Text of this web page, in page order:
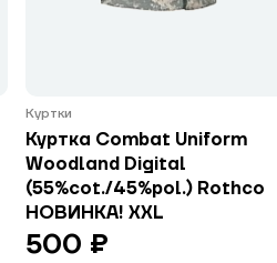
Куртки
Куртка Combat Uniform
Woodland Digital
(55%cot./45%pol.) Rothco
НОВИНКА! ХXL
500 ₽